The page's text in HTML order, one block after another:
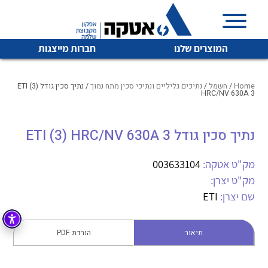
המוצרים שלנו חברות מייצגות
איכות | שרות | זמינות
והפצה של מוצרי
מיתוג, בקרה , ואינסטלציה חשמלית ופעילה ב7 תחומים:
חשמל
בקרה
זיווד
לכל מוצרי היצרן לכל מוצרי היצרן
לכל מוצרי היצרן לכל מוצרי היצרן
Home
/ חשמל / נתיכים גליליים ונתיכי סכין מתח נמוך / נתיך סכין גודל ETI (3)
HRC/NV 630A 3
נתיך סכין גודל ETI (3) HRC/NV 630A 3
מק"ט אטקה: 003633104
מק"ט יצרן:
שם יצרן: ETI
תיאור הורדת PDF